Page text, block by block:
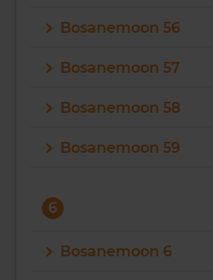
Bosanemoon 56
Bosanemoon 57
Bosanemoon 58
Bosanemoon 59
6
Bosanemoon 6